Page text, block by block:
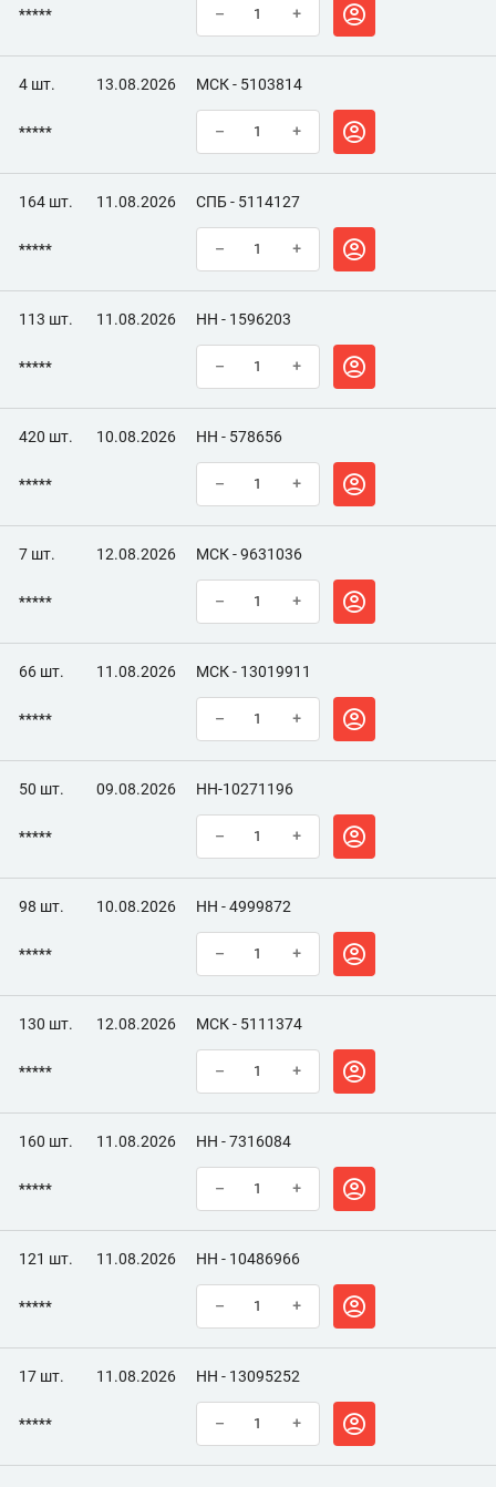
***** – +
4 шт. 13.08.2026 МСК - 5103814
***** – +
164 шт. 11.08.2026 СПБ - 5114127
***** – +
113 шт. 11.08.2026 НН - 1596203
***** – +
420 шт. 10.08.2026 НН - 578656
***** – +
7 шт. 12.08.2026 МСК - 9631036
***** – +
66 шт. 11.08.2026 МСК - 13019911
***** – +
50 шт. 09.08.2026 НН-10271196
***** – +
98 шт. 10.08.2026 НН - 4999872
***** – +
130 шт. 12.08.2026 МСК - 5111374
***** – +
160 шт. 11.08.2026 НН - 7316084
***** – +
121 шт. 11.08.2026 НН - 10486966
***** – +
17 шт. 11.08.2026 НН - 13095252
***** – +